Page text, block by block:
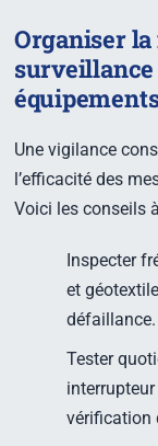
Organiser
surveillance
Une vigilance
l’efficacité des
Voici les conseils
Inspecter
et
défaillance.
Tester
vérification